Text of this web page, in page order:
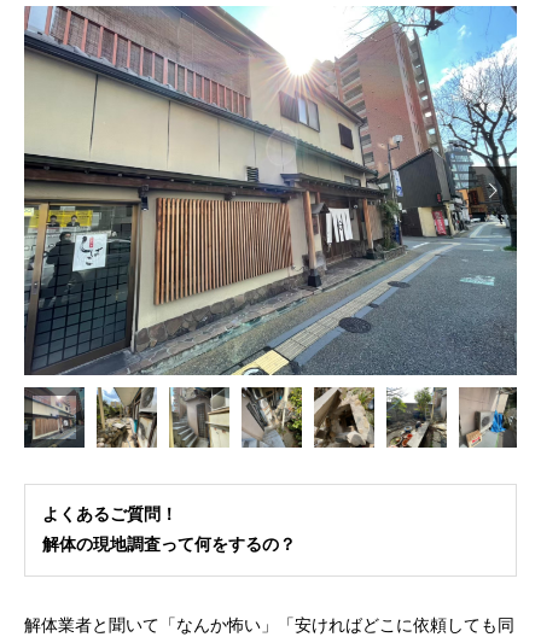

よくあるご質問！
解体の現地調査って何をするの？
解体業者と聞いて「なんか怖い」「安ければどこに依頼しても同